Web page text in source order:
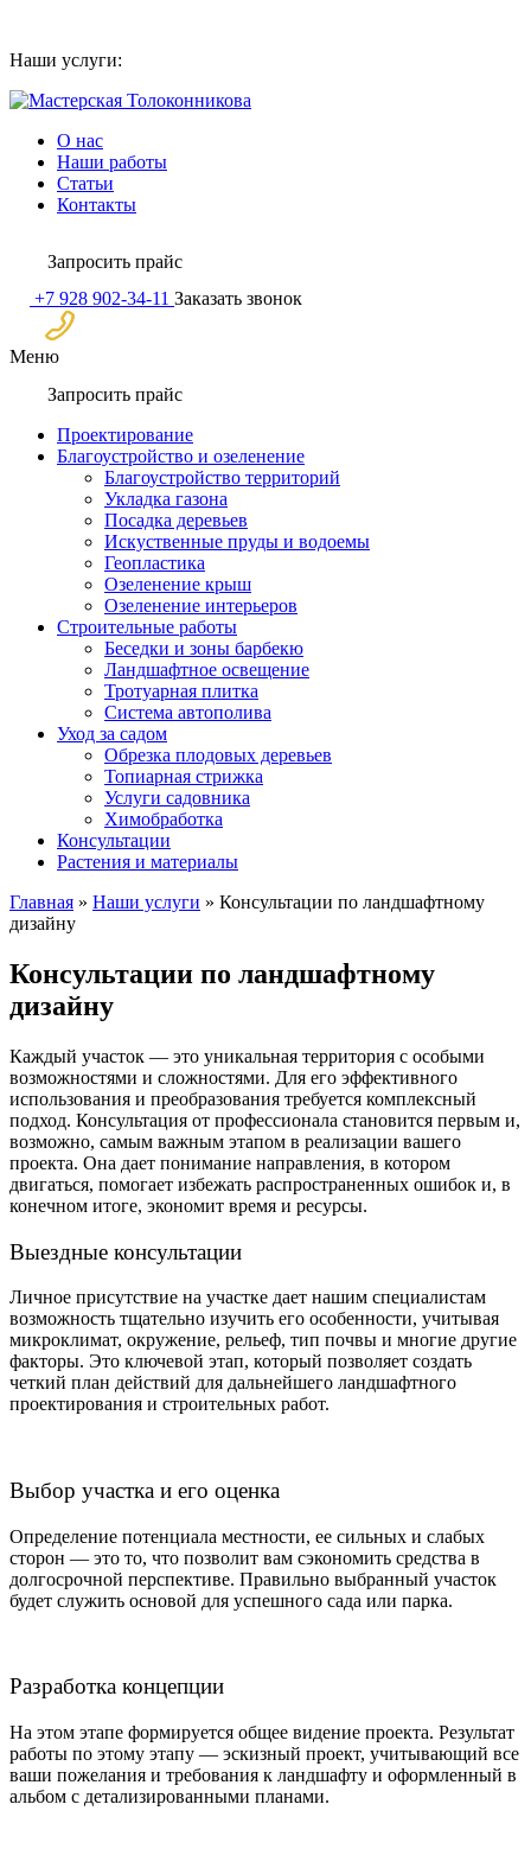
content
Наши услуги:
О нас
Наши работы
Статьи
Контакты
Запросить прайс
+7 928 902-34-11 Заказать звонок
Меню
Запросить прайс
Проектирование
Благоустройство и озеленение
Благоустройство территорий
Укладка газона
Посадка деревьев
Искуственные пруды и водоемы
Геопластика
Озеленение крыш
Озеленение интерьеров
Строительные работы
Беседки и зоны барбекю
Ландшафтное освещение
Тротуарная плитка
Система автополива
Уход за садом
Обрезка плодовых деревьев
Топиарная стрижка
Услуги садовника
Химобработка
Консультации
Растения и материалы
Главная » Наши услуги » Консультации по ландшафтному
дизайну
Консультации по ландшафтному
дизайну
Каждый участок — это уникальная территория с особыми
возможностями и сложностями. Для его эффективного
использования и преобразования требуется комплексный
подход. Консультация от профессионала становится первым и,
возможно, самым важным этапом в реализации вашего
проекта. Она дает понимание направления, в котором
двигаться, помогает избежать распространенных ошибок и, в
конечном итоге, экономит время и ресурсы.
Выездные консультации
Личное присутствие на участке дает нашим специалистам
возможность тщательно изучить его особенности, учитывая
микроклимат, окружение, рельеф, тип почвы и многие другие
факторы. Это ключевой этап, который позволяет создать
четкий план действий для дальнейшего ландшафтного
проектирования и строительных работ.
Выбор участка и его оценка
Определение потенциала местности, ее сильных и слабых
сторон — это то, что позволит вам сэкономить средства в
долгосрочной перспективе. Правильно выбранный участок
будет служить основой для успешного сада или парка.
Разработка концепции
На этом этапе формируется общее видение проекта. Результат
работы по этому этапу — эскизный проект, учитывающий все
ваши пожелания и требования к ландшафту и оформленный в
альбом с детализированными планами.